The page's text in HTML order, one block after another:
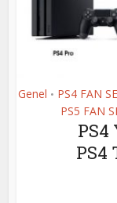
Genel • PS4 FAN
PS5 FAN
PS4
PS4